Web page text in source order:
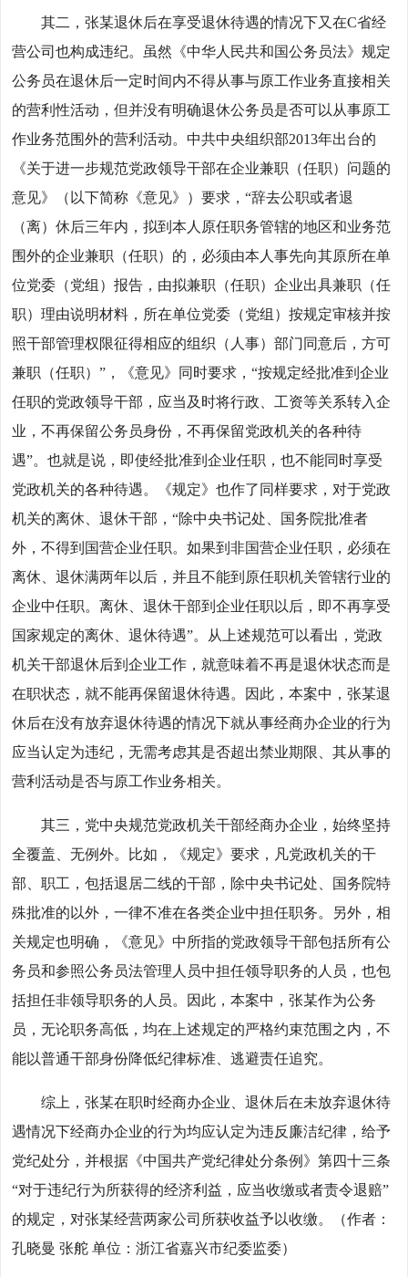
其二，张某退休后在享受退休待遇的情况下又在C省经
营公司也构成违纪。虽然《中华人民共和国公务员法》规定
公务员在退休后一定时间内不得从事与原工作业务直接相关
的营利性活动，但并没有明确退休公务员是否可以从事原工
作业务范围外的营利活动。中共中央组织部2013年出台的
《关于进一步规范党政领导干部在企业兼职（任职）问题的
意见》（以下简称《意见》）要求，“辞去公职或者退
（离）休后三年内，拟到本人原任职务管辖的地区和业务范
围外的企业兼职（任职）的，必须由本人事先向其原所在单
位党委（党组）报告，由拟兼职（任职）企业出具兼职（任
职）理由说明材料，所在单位党委（党组）按规定审核并按
照干部管理权限征得相应的组织（人事）部门同意后，方可
兼职（任职）”，《意见》同时要求，“按规定经批准到企业
任职的党政领导干部，应当及时将行政、工资等关系转入企
业，不再保留公务员身份，不再保留党政机关的各种待
遇”。也就是说，即使经批准到企业任职，也不能同时享受
党政机关的各种待遇。《规定》也作了同样要求，对于党政
机关的离休、退休干部，“除中央书记处、国务院批准者
外，不得到国营企业任职。如果到非国营企业任职，必须在
离休、退休满两年以后，并且不能到原任职机关管辖行业的
企业中任职。离休、退休干部到企业任职以后，即不再享受
国家规定的离休、退休待遇”。从上述规范可以看出，党政
机关干部退休后到企业工作，就意味着不再是退休状态而是
在职状态，就不能再保留退休待遇。因此，本案中，张某退
休后在没有放弃退休待遇的情况下就从事经商办企业的行为
应当认定为违纪，无需考虑其是否超出禁业期限、其从事的
营利活动是否与原工作业务相关。
其三，党中央规范党政机关干部经商办企业，始终坚持
全覆盖、无例外。比如，《规定》要求，凡党政机关的干
部、职工，包括退居二线的干部，除中央书记处、国务院特
殊批准的以外，一律不准在各类企业中担任职务。另外，相
关规定也明确，《意见》中所指的党政领导干部包括所有公
务员和参照公务员法管理人员中担任领导职务的人员，也包
括担任非领导职务的人员。因此，本案中，张某作为公务
员，无论职务高低，均在上述规定的严格约束范围之内，不
能以普通干部身份降低纪律标准、逃避责任追究。
综上，张某在职时经商办企业、退休后在未放弃退休待
遇情况下经商办企业的行为均应认定为违反廉洁纪律，给予
党纪处分，并根据《中国共产党纪律处分条例》第四十三条
“对于违纪行为所获得的经济利益，应当收缴或者责令退赔”
的规定，对张某经营两家公司所获收益予以收缴。（作者：
孔晓曼 张舵 单位：浙江省嘉兴市纪委监委）